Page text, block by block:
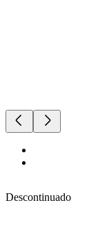
Descontinuado